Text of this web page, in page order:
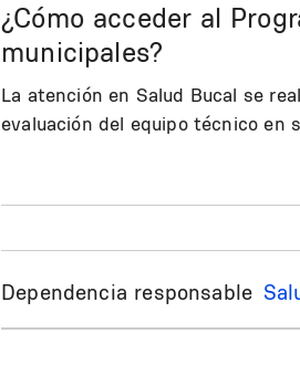
¿Cómo acceder al
municipales?
La atención en Salud Bucal se
evaluación del equipo técnico en
Dependencia responsable